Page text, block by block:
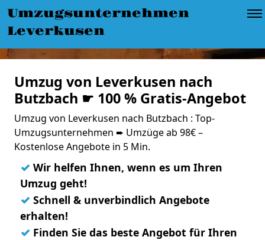
Umzugsunternehmen
Leverkusen
Umzug von Leverkusen nach
Butzbach ☛ 100 % Gratis-Angebot
Umzug von Leverkusen nach Butzbach : Top-
Umzugsunternehmen ➨ Umzüge ab 98€ –
Kostenlose Angebote in 5 Min.
✓ Wir helfen Ihnen, wenn es um Ihren
Umzug geht!
✓ Schnell & unverbindlich Angebote
erhalten!
✓ Finden Sie das beste Angebot für Ihren